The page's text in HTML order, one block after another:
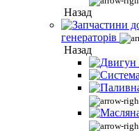
Назад
генераторів
Назад